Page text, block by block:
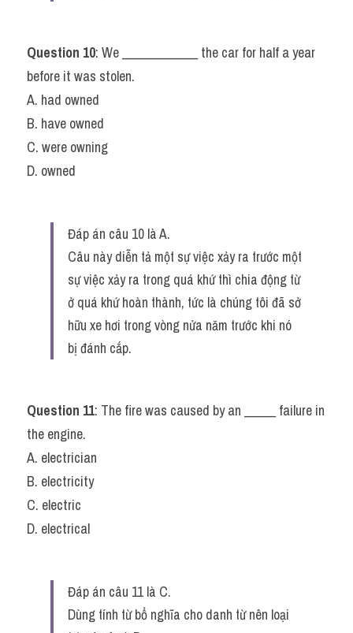
Question 10: We ____________ the car for half a year
before it was stolen.
A. had owned
B. have owned
C. were owning
D. owned
Đáp án câu 10 là A.
Câu này diễn tả một sự việc xảy ra trước một
sự việc xảy ra trong quá khứ thì chia động từ
ở quá khứ hoàn thành, tức là chúng tôi đã sở
hữu xe hơi trong vòng nửa năm trước khi nó
bị đánh cắp.
Question 11: The fire was caused by an _____ failure in
the engine.
A. electrician
B. electricity
C. electric
D. electrical
Đáp án câu 11 là C.
Dùng tính từ bổ nghĩa cho danh từ nên loại